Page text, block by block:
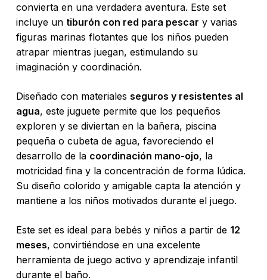
convierta en una verdadera aventura. Este set
incluye un tiburón con red para pescar y varias
figuras marinas flotantes que los niños pueden
atrapar mientras juegan, estimulando su
imaginación y coordinación.
Diseñado con materiales seguros y resistentes al
agua, este juguete permite que los pequeños
exploren y se diviertan en la bañera, piscina
pequeña o cubeta de agua, favoreciendo el
desarrollo de la coordinación mano-ojo, la
motricidad fina y la concentración de forma lúdica.
Su diseño colorido y amigable capta la atención y
mantiene a los niños motivados durante el juego.
Este set es ideal para bebés y niños a partir de 12
meses, convirtiéndose en una excelente
herramienta de juego activo y aprendizaje infantil
durante el baño.